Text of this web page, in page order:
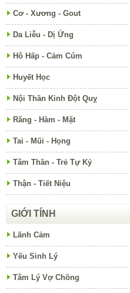
Cơ - Xương - Gout
Da Liễu - Dị Ứng
Hô Hấp - Cảm Cúm
Huyết Học
Nội Thần Kinh Đột Quỵ
Răng - Hàm - Mặt
Tai - Mũi - Họng
Tâm Thần - Trẻ Tự Kỷ
Thận - Tiết Niệu
GIỚI TÍNH
Lãnh Cảm
Yếu Sinh Lý
Tâm Lý Vợ Chồng